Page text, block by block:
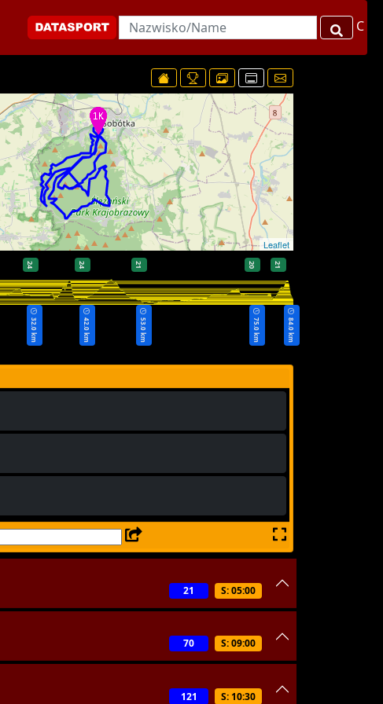
C
Leaflet
24
32.0 km
24
42.0 km
21
53.0 km
20
75.0 km
21
84.0 km
S: 05:00
21
S: 09:00
70
S: 10:30
121